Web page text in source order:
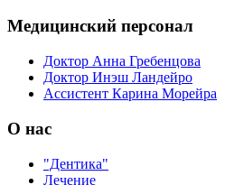
Медицинский персонал
Доктор Анна Гребенцова
Доктор Инэш Ландейро
Ассистент Карина Морейра
О нас
"Дентика"
Лечение